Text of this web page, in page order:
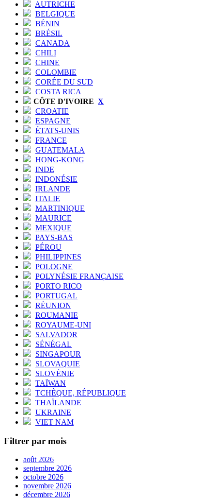
AUTRICHE
BELGIQUE
BÉNIN
BRÉSIL
CANADA
CHILI
CHINE
COLOMBIE
CORÉE DU SUD
COSTA RICA
CÔTE D'IVOIRE X
CROATIE
ESPAGNE
ÉTATS-UNIS
FRANCE
GUATEMALA
HONG-KONG
INDE
INDONÉSIE
IRLANDE
ITALIE
MARTINIQUE
MAURICE
MEXIQUE
PAYS-BAS
PÉROU
PHILIPPINES
POLOGNE
POLYNÉSIE FRANÇAISE
PORTO RICO
PORTUGAL
RÉUNION
ROUMANIE
ROYAUME-UNI
SALVADOR
SÉNÉGAL
SINGAPOUR
SLOVAQUIE
SLOVÉNIE
TAÏWAN
TCHÈQUE, RÉPUBLIQUE
THAÏLANDE
UKRAINE
VIET NAM
Filtrer par mois
août 2026
septembre 2026
octobre 2026
novembre 2026
décembre 2026